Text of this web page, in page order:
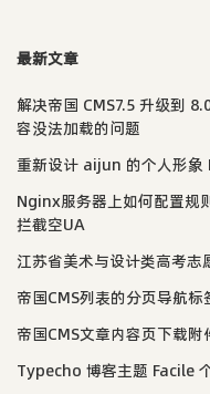
最新文章
解决帝国 CMS7.5 升级到
容没法加载的问题
重新设计 aijun 的个人形象
Nginx服务器上如何配置规
拦截空UA
江苏省美术与设计类高考志
帝国CMS列表的分页导航
帝国CMS文章内容页下载
Typecho 博客主题 Facile